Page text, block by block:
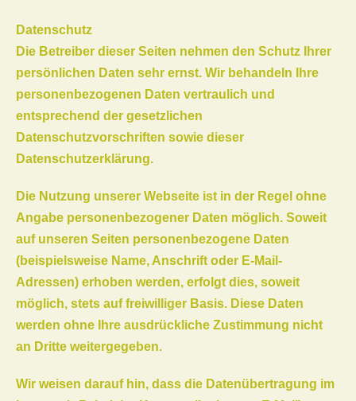
Datenschutz
Die Betreiber dieser Seiten nehmen den Schutz Ihrer
persönlichen Daten sehr ernst. Wir behandeln Ihre
personenbezogenen Daten vertraulich und
entsprechend der gesetzlichen
Datenschutzvorschriften sowie dieser
Datenschutzerklärung.
Die Nutzung unserer Webseite ist in der Regel ohne
Angabe personenbezogener Daten möglich. Soweit
auf unseren Seiten personenbezogene Daten
(beispielsweise Name, Anschrift oder E-Mail-
Adressen) erhoben werden, erfolgt dies, soweit
möglich, stets auf freiwilliger Basis. Diese Daten
werden ohne Ihre ausdrückliche Zustimmung nicht
an Dritte weitergegeben.
Wir weisen darauf hin, dass die Datenübertragung im